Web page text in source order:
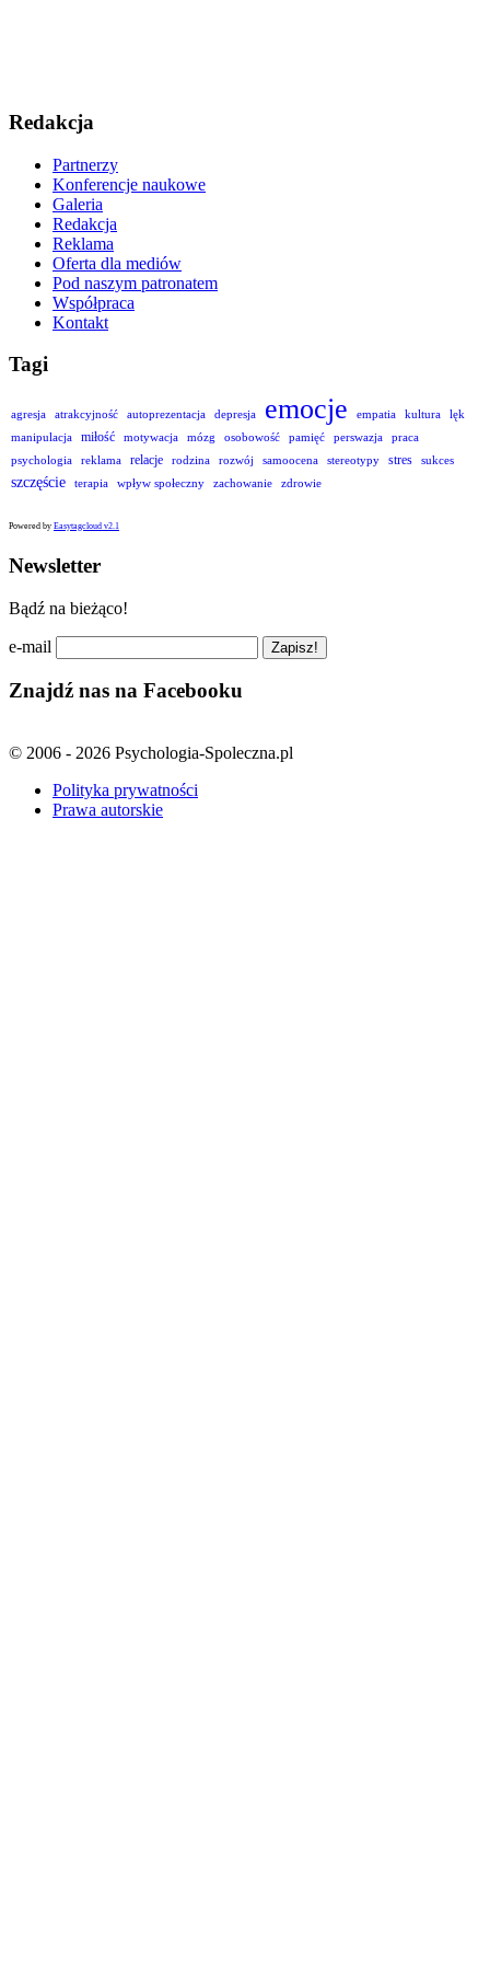
Redakcja
Partnerzy
Konferencje naukowe
Galeria
Redakcja
Reklama
Oferta dla mediów
Pod naszym patronatem
Współpraca
Kontakt
Tagi
agresja atrakcyjność autoprezentacja depresja emocje empatia kultura
lęk
manipulacja
miłość motywacja mózg osobowość pamięć perswazja
praca
psychologia
reklama relacje rodzina rozwój samoocena stereotypy stres sukces
szczęście terapia wpływ społeczny zachowanie zdrowie
Powered by Easytagcloud v2.1
Newsletter
Bądź na bieżąco!
e-mail
Znajdź nas na Facebooku
© 2006 - 2026 Psychologia-Spoleczna.pl
Polityka prywatności
Prawa autorskie